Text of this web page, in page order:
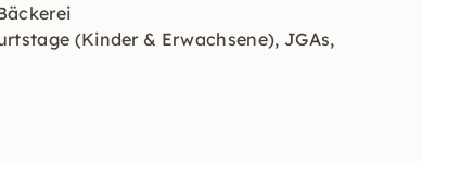
(Kinder & Erwachsene), JGAs,